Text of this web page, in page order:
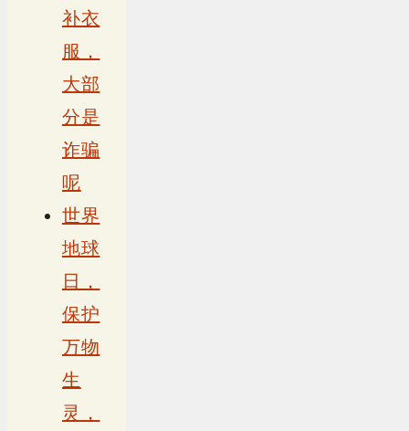
补衣
服，
大部
分是
诈骗
呢
世界
地球
日，
保护
万物
生
灵，